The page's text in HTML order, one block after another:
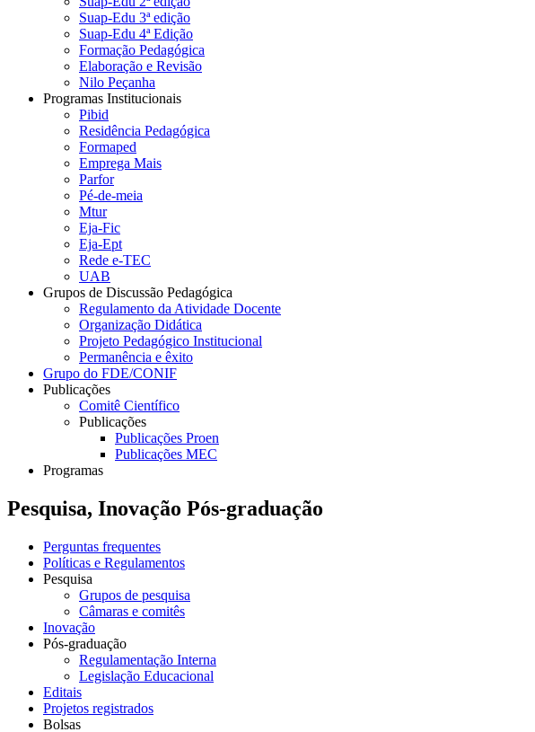
Suap-Edu 3ª edição
Suap-Edu 4ª Edição
Formação Pedagógica
Elaboração e Revisão
Nilo Peçanha
Programas Institucionais
Pibid
Residência Pedagógica
Formaped
Emprega Mais
Parfor
Pé-de-meia
Mtur
Eja-Fic
Eja-Ept
Rede e-TEC
UAB
Grupos de Discussão Pedagógica
Regulamento da Atividade Docente
Organização Didática
Projeto Pedagógico Institucional
Permanência e êxito
Grupo do FDE/CONIF
Publicações
Comitê Científico
Publicações
Publicações Proen
Publicações MEC
Programas
Pesquisa, Inovação Pós-graduação
Perguntas frequentes
Políticas e Regulamentos
Pesquisa
Grupos de pesquisa
Câmaras e comitês
Inovação
Pós-graduação
Regulamentação Interna
Legislação Educacional
Editais
Projetos registrados
Bolsas